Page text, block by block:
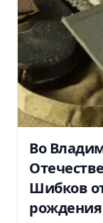
Во
Шибков
рождения